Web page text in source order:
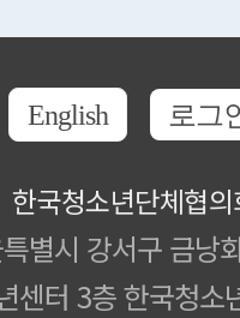
English 로그
한국청소년단체협
별시 강서구 금낭
센터 3층 한국청소